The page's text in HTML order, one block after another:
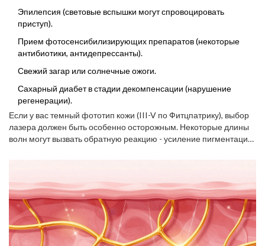
Эпилепсия (световые вспышки могут спровоцировать
приступ).
Прием фотосенсибилизирующих препаратов (некоторые
антибиотики, антидепрессанты).
Свежий загар или солнечные ожоги.
Сахарный диабет в стадии декомпенсации (нарушение
регенерации).
Если у вас темный фототип кожи (III-V по Фитцпатрику), выбор
лазера должен быть особенно осторожным. Некоторые длины
волн могут вызвать обратную реакцию - усиление пигментации.